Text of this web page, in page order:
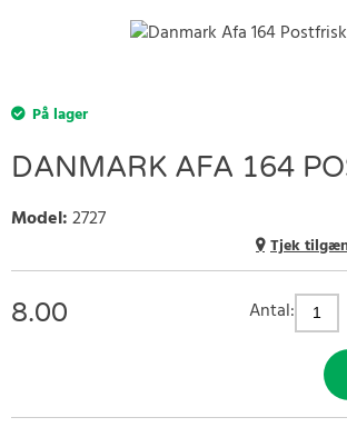
På lager
DANMARK AFA 164
Model:2727
Tjek
8.00 Antal: